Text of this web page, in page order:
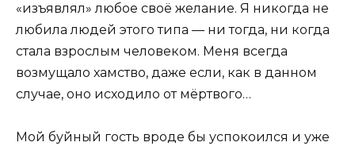
«изъявлял» любое своё желание. Я никогда не
любила людей этого типа — ни тогда, ни когда
стала взрослым человеком. Меня всегда
возмущало хамство, даже если, как в данном
случае, оно исходило от мёртвого…
Мой буйный гость вроде бы успокоился и уже